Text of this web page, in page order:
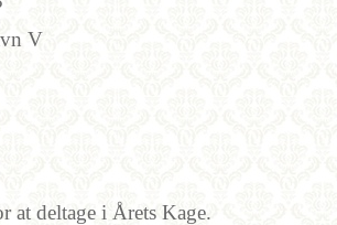
V
at deltage i Årets Kage.